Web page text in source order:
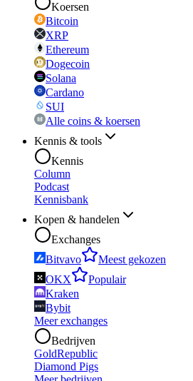
Koersen
Bitcoin
XRP
Ethereum
Dogecoin
Solana
Cardano
SUI
Alle coins & koersen
Kennis & tools
Kennis
Column
Podcast
Kennisbank
Kopen & handelen
Exchanges
Bitvavo
Meest gekozen
OKX
Populair
Kraken
Bybit
Meer exchanges
Bedrijven
GoldRepublic
Diamond Pigs